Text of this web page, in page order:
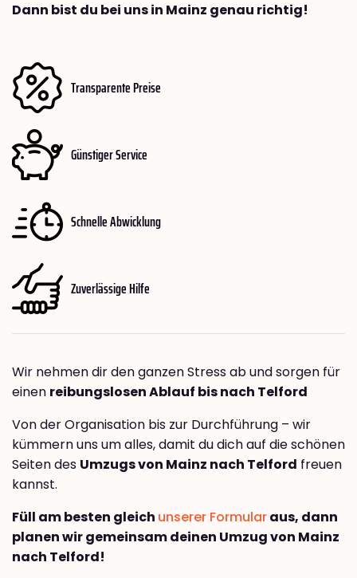
Dann bist du bei uns in Mainz genau richtig!
Transparente Preise
Günstiger Service
Schnelle Abwicklung
Zuverlässige Hilfe
Wir nehmen dir den ganzen Stress ab und sorgen für
einen reibungslosen Ablauf bis nach Telford
Von der Organisation bis zur Durchführung – wir
kümmern uns um alles, damit du dich auf die schönen
Seiten des Umzugs von Mainz nach Telford freuen
kannst.
Füll am besten gleich unserer Formularaus, dann
planen wir gemeinsam deinen Umzug von Mainz
nach Telford!